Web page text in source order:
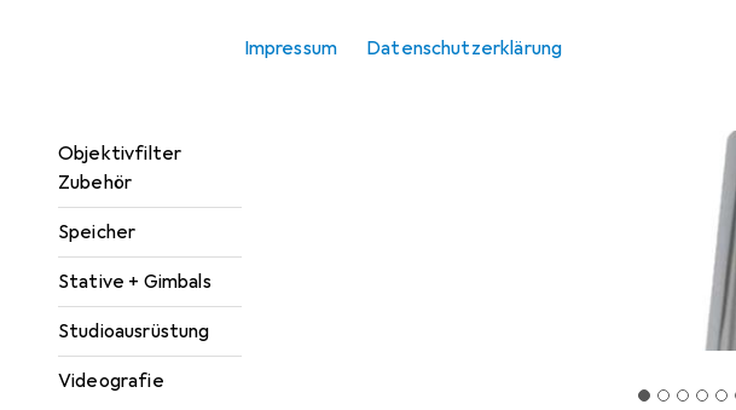
Impressum Datenschutzerklärung
Objektivfilter
Zubehör
Speicher
Stative + Gimbals
Studioausrüstung
Videografie